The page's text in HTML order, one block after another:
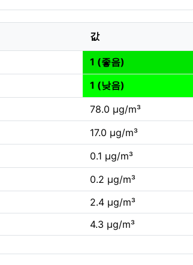
값
1 (좋음)
1 (낮음)
78.0 µg/m³
17.0 µg/m³
0.1 µg/m³
0.2 µg/m³
2.4 µg/m³
4.3 µg/m³